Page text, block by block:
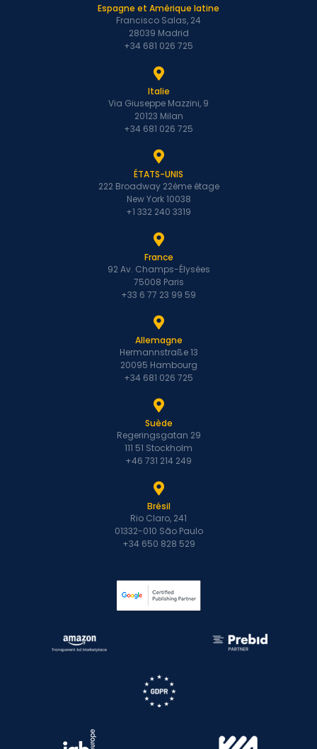
Espagne et Amérique latine
Francisco Salas, 24
28039 Madrid
+34 681 026 725
Italie
Via Giuseppe Mazzini, 9
20123 Milan
+34 681 026 725
ÉTATS-UNIS
222 Broadway 22ème étage
New York 10038
+1 332 240 3319
France
92 Av. Champs-Élysées
75008 Paris
+33 6 77 23 99 59
Allemagne
Hermannstraße 13
20095 Hambourg
+34 681 026 725
Suède
Regeringsgatan 29
111 51 Stockholm
+46 731 214 249
Brésil
Rio Claro, 241
01332-010 São Paulo
+34 650 828 529